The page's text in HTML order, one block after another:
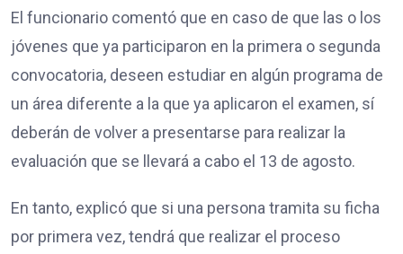
El funcionario comentó que en caso de que las o los
jóvenes que ya participaron en la primera o segunda
convocatoria, deseen estudiar en algún programa de
un área diferente a la que ya aplicaron el examen, sí
deberán de volver a presentarse para realizar la
evaluación que se llevará a cabo el 13 de agosto.
En tanto, explicó que si una persona tramita su ficha
por primera vez, tendrá que realizar el proceso